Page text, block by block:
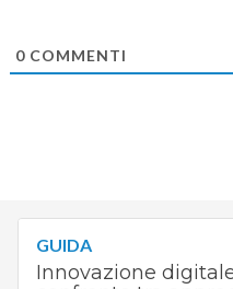
0COMMENTI
GUIDA
Innovazione